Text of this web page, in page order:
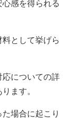
感を得られる
として挙げら
応についての詳
ます。
場合に起こり